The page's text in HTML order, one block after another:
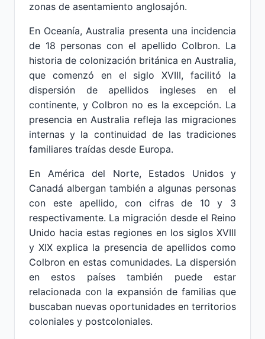
zonas de asentamiento anglosajón.
En Oceanía, Australia presenta una incidencia
de 18 personas con el apellido Colbron. La
historia de colonización británica en Australia,
que comenzó en el siglo XVIII, facilitó la
dispersión de apellidos ingleses en el
continente, y Colbron no es la excepción. La
presencia en Australia refleja las migraciones
internas y la continuidad de las tradiciones
familiares traídas desde Europa.
En América del Norte, Estados Unidos y
Canadá albergan también a algunas personas
con este apellido, con cifras de 10 y 3
respectivamente. La migración desde el Reino
Unido hacia estas regiones en los siglos XVIII
y XIX explica la presencia de apellidos como
Colbron en estas comunidades. La dispersión
en estos países también puede estar
relacionada con la expansión de familias que
buscaban nuevas oportunidades en territorios
coloniales y postcoloniales.